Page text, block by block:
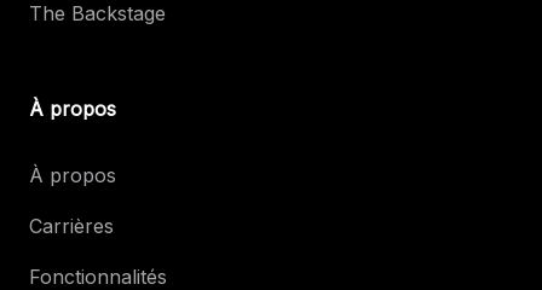
The Backstage
À propos
À propos
Carrières
Fonctionnalités